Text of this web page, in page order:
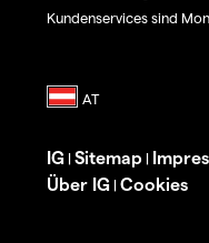
Kundenservices sind
IG | Sitemap |
Über IG | Cookies